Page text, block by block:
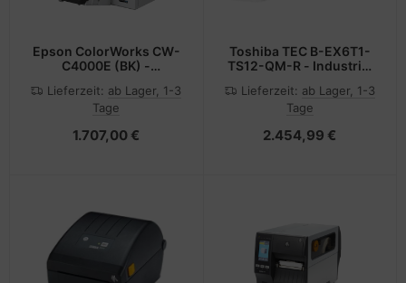
Epson ColorWorks CW-
C4000E (BK) -
- Tintenstrahl - Rolle
(10,2 cm)
Lieferzeit: ab Lager, 1-3
Tage
1.707,00 €
Toshiba TEC B-EX6T1-
TS12-QM-R - Industrial
- Thermodirekt /
Thermotransfer - Rolle
Lieferzeit: ab Lager, 1-3
Tage
2.454,99 €